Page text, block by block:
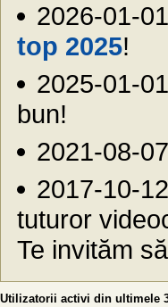
2026-01-
top 2025!
2025-01-
bun!
2021-08-
2017-10-
tuturor
Te invităm
Utilizatorii activi din ultimele